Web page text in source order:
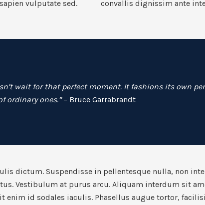
vulputate sed.
convallis dignissim ante
wait for that perfect moment. It fashions its own
ordinary ones.”– Bruce Garrabrandt
dictum. Suspendisse in pellentesque nulla, non
Vestibulum at purus arcu. Aliquam interdum sit
enim id sodales iaculis. Phasellus augue tortor,